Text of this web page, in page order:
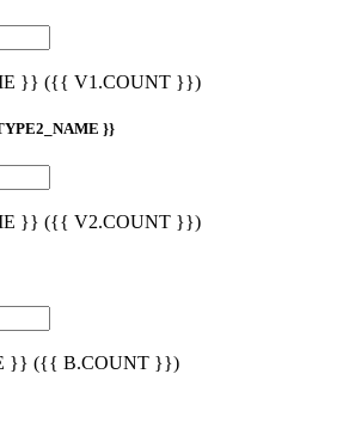
}} ({{ V1.COUNT }})
}}
}} ({{ V2.COUNT }})
}} ({{ B.COUNT }})